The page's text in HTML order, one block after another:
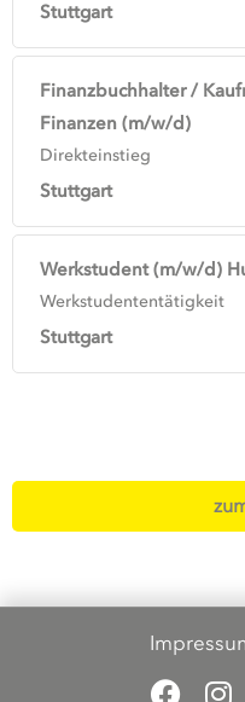
Stuttgart
Finanzbuchhalter /
Finanzen (m/w/d)
Direkteinstieg
Stuttgart
Werkstudent (m/w/d)
Werkstudententätigkeit
Stuttgart